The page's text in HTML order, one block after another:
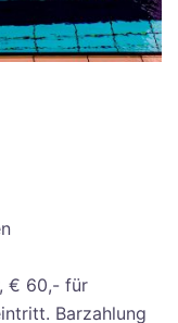
€ 60,- für
Barzahlung